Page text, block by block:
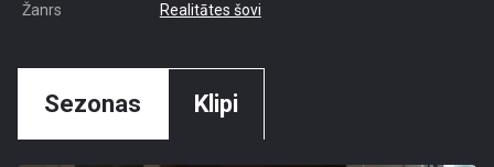
Žanrs Realitātes šovi
Sezonas Klipi